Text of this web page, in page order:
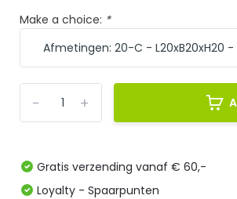
Make a choice: *
+
-
Gratis verzending vanaf € 60,-
Loyalty - Spaarpunten